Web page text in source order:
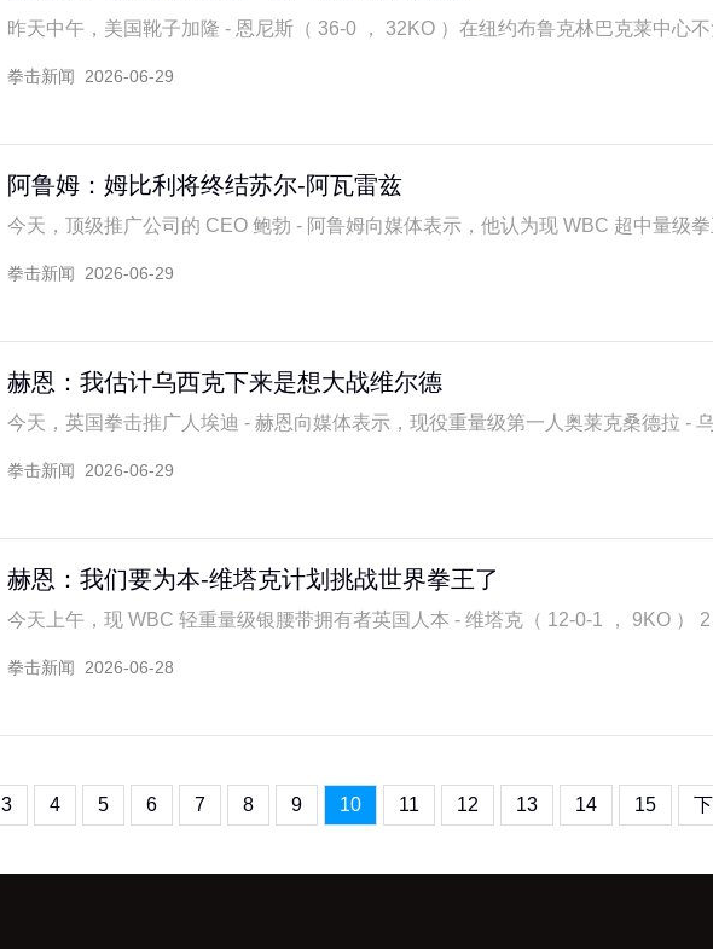
昨天中午，美国靴子加隆 - 恩尼斯（ 36-0 ， 32KO ）在纽约布鲁克林巴克莱中心不
拳击新闻 2026-06-29
阿鲁姆：姆比利将终结苏尔-阿瓦雷兹
今天，顶级推广公司的 CEO 鲍勃 - 阿鲁姆向媒体表示，他认为现 WBC 超中量级拳
拳击新闻 2026-06-29
赫恩：我估计乌西克下来是想大战维尔德
今天，英国拳击推广人埃迪 - 赫恩向媒体表示，现役重量级第一人奥莱克桑德拉 -
拳击新闻 2026-06-29
赫恩：我们要为本-维塔克计划挑战世界拳王了
今天上午，现 WBC 轻重量级银腰带拥有者英国人本 - 维塔克（ 12-0-1 ， 9KO ） 2
拳击新闻 2026-06-28
3 4 5 6 7 8 9 10 11 12 13 14 15